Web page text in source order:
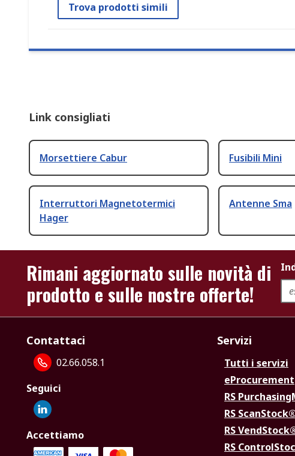
Trova prodotti simili
Link consigliati
Morsettiere Cabur Fusibili Mini
Interruttori Magnetotermici
Hager
Antenne Sma
Rimani aggiornato sulle novità di
prodotto e sulle nostre offerte!
Contattaci
02.66.058.1
Seguici
Accettiamo
Servizi
Tutti i servizi
eProcurement
RS
RS
RS
RS